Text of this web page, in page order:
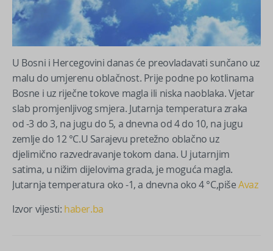
U Bosni i Hercegovini danas će preovladavati sunčano uz
malu do umjerenu oblačnost. Prije podne po kotlinama
Bosne i uz riječne tokove magla ili niska naoblaka. Vjetar
slab promjenljivog smjera. Jutarnja temperatura zraka
od -3 do 3, na jugu do 5, a dnevna od 4 do 10, na jugu
zemlje do 12 °C.U Sarajevu pretežno oblačno uz
djelimično razvedravanje tokom dana. U jutarnjim
satima, u nižim dijelovima grada, je moguća magla.
Jutarnja temperatura oko -1, a dnevna oko 4 °C,pišeAvaz
Izvor vijesti: haber.ba